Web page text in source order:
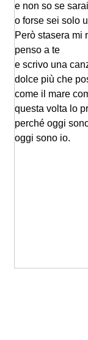
e non so se
o forse sei solo
Però stasera mi
penso a te
e scrivo una
dolce più che
come il mare
questa volta lo
perché oggi
oggi sono io.